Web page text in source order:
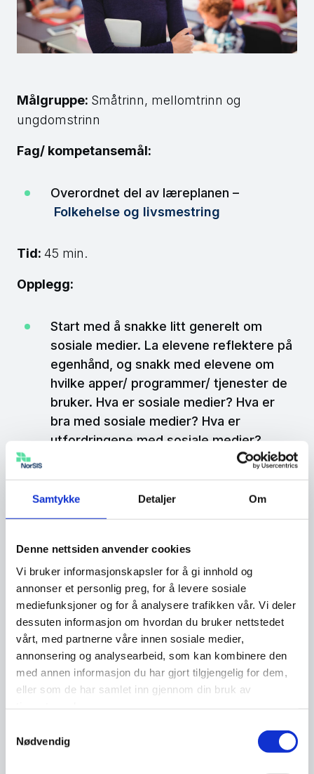
Samtykke Detaljer Om
Denne nettsiden anvender cookies
Vi bruker informasjonskapsler for å gi innhold og
annonser et personlig preg, for å levere sosiale
mediefunksjoner og for å analysere trafikken vår. Vi deler
dessuten informasjon om hvordan du bruker nettstedet
vårt, med partnerne våre innen sosiale medier,
annonsering og analysearbeid, som kan kombinere den
med annen informasjon du har gjort tilgjengelig for dem,
eller som de har samlet inn gjennom din bruk av
Nødvendig
Målgruppe: Småtrinn, mellomtrinn og
ungdomstrinn
Fag/ kompetansemål:
Overordnet del av læreplanen –
Folkehelse og livsmestring
Tid: 45 min.
Opplegg:
Start med å snakke litt generelt om
sosiale medier. La elevene reflektere på
egenhånd, og snakk med elevene om
hvilke apper/ programmer/ tjenester de
bruker. Hva er sosiale medier? Hva er
bra med sosiale medier? Hva er
utfordringene med sosiale medier?
Se filmen «Leirbål» fra
dubestemmer.no.
elevene snakke sammen om hva som er
bra og mindre bra med sosiale
medier, og de
ulike appene og tjenestene de bruker.
Lærer går rundt og fasiliteter
samtalene.
Del ut post it-lapper til elevene, og be
ting om sosiale medier, og tre lapper
med negative ting om sosiale medier.